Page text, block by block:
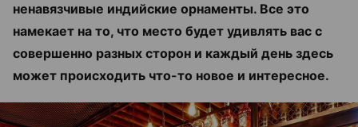
ненавязчивые индийские орнаменты. Все это
намекает на то, что место будет удивлять вас с
совершенно разных сторон и каждый день здесь
может происходить что-то новое и интересное.